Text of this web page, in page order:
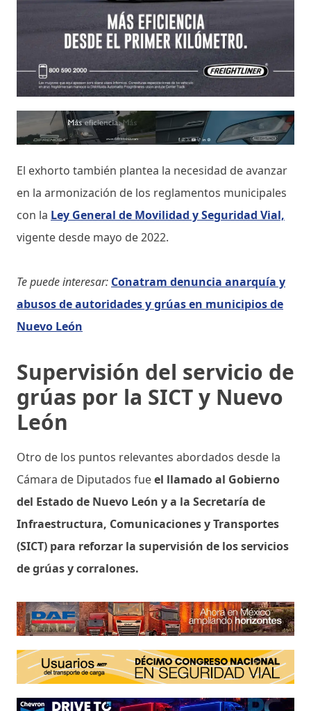
El exhorto también plantea la necesidad de avanzar
en la armonización de los reglamentos municipales
con la Ley General de Movilidad y Seguridad Vial,
vigente desde mayo de 2022.
Te puede interesar: Conatram denuncia anarquía y
abusos de autoridades y grúas en municipios de
Nuevo León
Supervisión del servicio de
grúas por la SICT y Nuevo
León
Otro de los puntos relevantes abordados desde la
Cámara de Diputados fueel llamado al Gobierno
del Estado de Nuevo León y a la Secretaría de
Infraestructura, Comunicaciones y Transportes
(SICT) para reforzar la supervisión de los servicios
de grúas y corralones.